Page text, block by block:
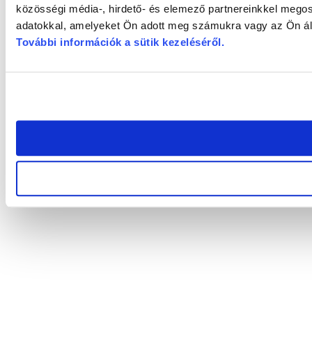
közösségi média-, hirdető- és elemező partnereinkkel
adatokkal, amelyeket Ön adott meg számukra vagy az Ön
További információk a sütik kezeléséről.